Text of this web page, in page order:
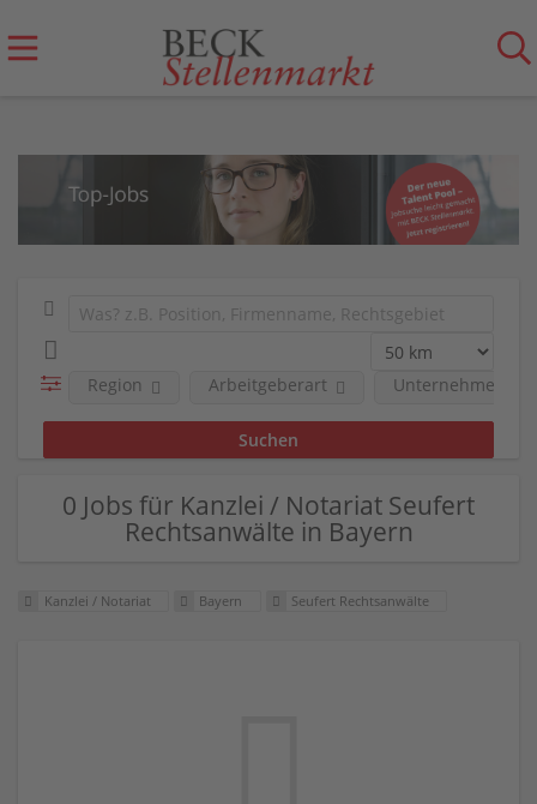
Region Arbeitgeberart Unternehmen
0 Jobs für Kanzlei / Notariat Seufert
Rechtsanwälte in Bayern
Kanzlei / Notariat Bayern Seufert Rechtsanwälte